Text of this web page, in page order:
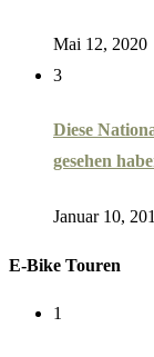
Mai 12, 2020
3
Diese
gesehen
Januar 10,
E-Bike Touren
1